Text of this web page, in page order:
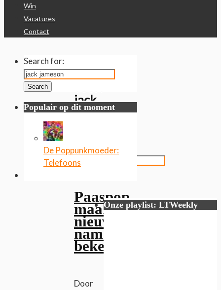
Win
Vacatures
Contact
resultaten
jack
jameson
for:
Paaspop
maakt
nieuwe
namen
bekend
Door
Search for:
Search
Populair op dit moment
De Poppunkmoeder:
Telefoons
Onze playlist: LTWeekly